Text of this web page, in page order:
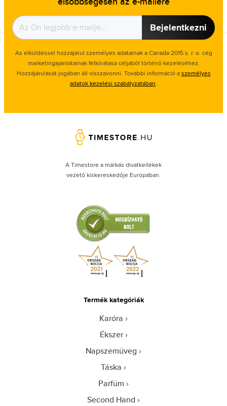
Bejelentkezni
Az elküldéssel hozzájárul személyes adatainak a Canada 2015 s. r. o. cég
marketingajánlatainak felkínálasa céljából történő kezeléséhez.
Hozzájárulását jogában áll visszavonni. További információ aszemélyes
adatok kezelési szabályzatában.
A Timestore a márkás divatkellékek
vezető kiskereskedője Európában.
Termék kategóriák
Karóra
Ékszer
Napszemüveg
Táska
Parfüm
Second Hand